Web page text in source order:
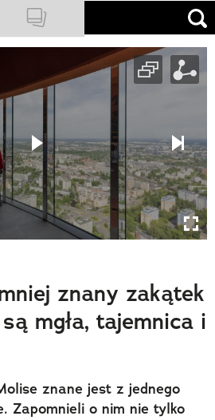
znany zakątek
mgła, tajemnica i
znane jest z jednego
Zapomnieli o nim nie tylko